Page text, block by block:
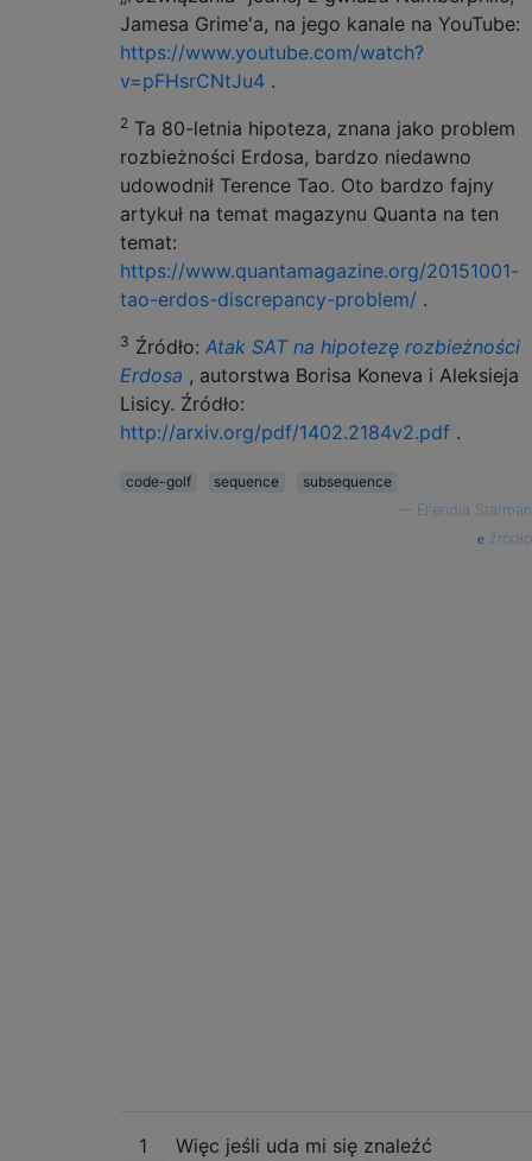
Jamesa Grime'a, na jego kanale na YouTube:
https://www.youtube.com/watch?
v=pFHsrCNtJu4 .
2 Ta 80-letnia hipoteza, znana jako problem
rozbieżności Erdosa, bardzo niedawno
udowodnił Terence Tao. Oto bardzo fajny
artykuł na temat magazynu Quanta na ten
temat:
https://www.quantamagazine.org/20151001-
tao-erdos-discrepancy-problem/ .
3 Źródło: Atak SAT na hipotezę rozbieżności
Erdosa , autorstwa Borisa Koneva i Aleksieja
Lisicy. Źródło:
http://arxiv.org/pdf/1402.2184v2.pdf .
code-golf sequence
subsequence
El'endia Starman
źródło
1
Więc jeśli uda mi się znaleźć